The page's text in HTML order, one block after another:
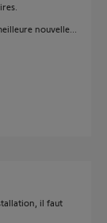
nouvelle...
il faut